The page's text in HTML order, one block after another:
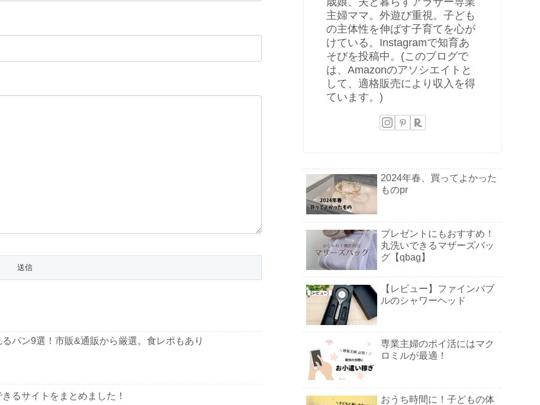
パン9選！市販&通販から厳選。食レポもあり
るサイトをまとめました！
主婦ママ。外遊び重視。子ども
の主体性を伸ばす子育てを心が
けている。Instagramで知育あ
そびを投稿中。(このブログで
は、Amazonのアソシエイトと
して、適格販売により収入を得
ています。)
2024年春、買ってよかった
ものpr
プレゼントにもおすすめ！
丸洗いできるマザーズバッ
グ【qbag】
【レビュー】ファインバブ
ルのシャワーヘッド
専業主婦のポイ活にはマク
ロミルが最適！
おうち時間に！子どもの体